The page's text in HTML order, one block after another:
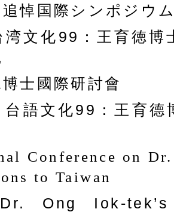
悼国際シンポジウ
湾文化99：王育徳博
士國際研討會
台語文化99：王育德
Conference on
to Taiwan
Dr. Ong Iok-